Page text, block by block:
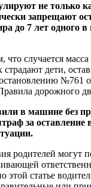
не только
запрещают
до 7 лет одного
что случается
страдают дети,
№761
дорожного
в машине без
за оставление
родителей могут
этой статье